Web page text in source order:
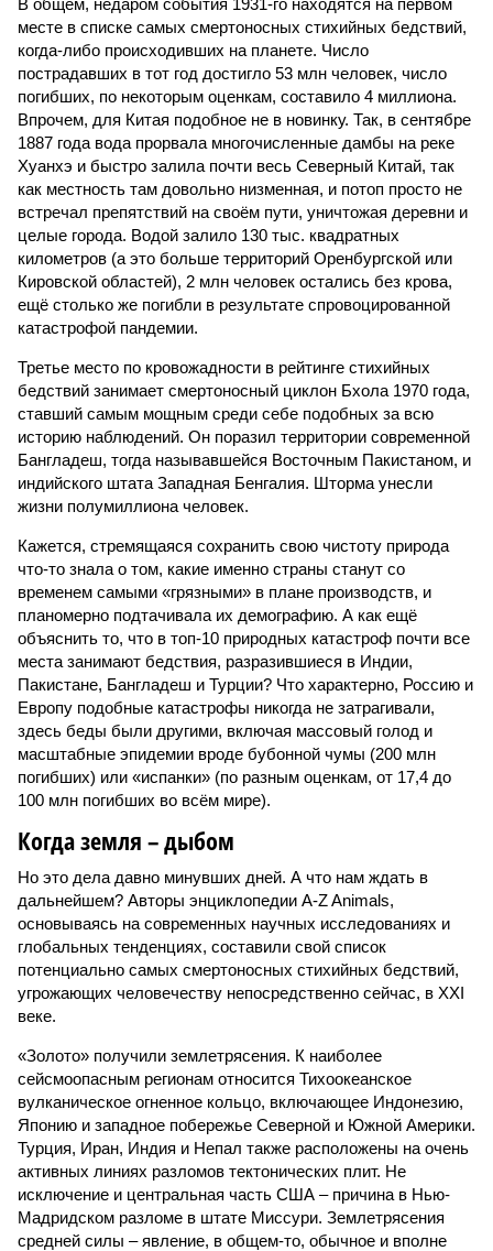
В общем, недаром события 1931-го находятся на первом
месте в списке самых смертоносных стихийных бедствий,
когда-либо происходивших на планете. Число
пострадавших в тот год достигло 53 млн человек, число
погибших, по некоторым оценкам, составило 4 миллиона.
Впрочем, для Китая подобное не в новинку. Так, в сентябре
1887 года вода прорвала многочисленные дамбы на реке
Хуанхэ и быстро залила почти весь Северный Китай, так
как местность там довольно низменная, и потоп просто не
встречал препятствий на своём пути, уничтожая деревни и
целые города. Водой залило 130 тыс. квадратных
километров (а это больше территорий Оренбургской или
Кировской областей), 2 млн человек остались без крова,
ещё столько же погибли в результате спровоцированной
катастрофой пандемии.
Третье место по кровожадности в рейтинге стихийных
бедствий занимает смертоносный циклон Бхола 1970 года,
ставший самым мощным среди себе подобных за всю
историю наблюдений. Он поразил территории современной
Бангладеш, тогда называвшейся Восточным Пакистаном, и
индийского штата Западная Бенгалия. Шторма унесли
жизни полумиллиона человек.
Кажется, стремящаяся сохранить свою чистоту природа
что-то знала о том, какие именно страны станут со
временем самыми «грязными» в плане производств, и
планомерно подтачивала их демографию. А как ещё
объяснить то, что в топ-10 природных катастроф почти все
места занимают бедствия, разразившиеся в Индии,
Пакистане, Бангладеш и Турции? Что характерно, Россию и
Европу подобные катастрофы никогда не затрагивали,
здесь беды были другими, включая массовый голод и
масштабные эпидемии вроде бубонной чумы (200 млн
погибших) или «испанки» (по разным оценкам, от 17,4 до
100 млн погибших во всём мире).
Когда земля – дыбом
Но это дела давно минувших дней. А что нам ждать в
дальнейшем? Авторы энциклопедии A-Z Animals,
основываясь на современных научных исследованиях и
глобальных тенденциях, составили свой список
потенциально самых смертоносных стихийных бедствий,
угрожающих человечеству непосредственно сейчас, в XXI
веке.
«Золото» получили землетрясения. К наиболее
сейсмоопасным регионам относится Тихоокеанское
вулканическое огненное кольцо, включающее Индонезию,
Японию и западное побережье Северной и Южной Америки.
Турция, Иран, Индия и Непал также расположены на очень
активных линиях разломов тектонических плит. Не
исключение и центральная часть США – причина в Нью-
Мадридском разломе в штате Миссури. Землетрясения
средней силы – явление, в общем-то, обычное и вполне